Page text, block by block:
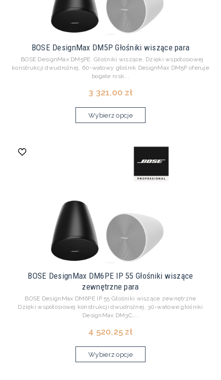
BOSE DesignMax DM5P Głośniki wiszące para
BOSE DesignMax DM5PE Głośniki wiszące. Dzięki współosiowej
konstrukcji dwudrożnej, 60-watowy głośnik DesignMax DM5P oferuje
bogate nisk...
3 321,00 zł
Wybierz opcje
BOSE DesignMax DM6PE IP 55 Głośniki wiszące
zewnętrzne para
BOSE DesignMax DM6PE IP 55 Głośniki wiszące zewnętrzne
Dzięki współosiowej konstrukcji dwudrożnej, 30-watowe głośniki
DesignMax DM3C,...
4 520,25 zł
Wybierz opcje